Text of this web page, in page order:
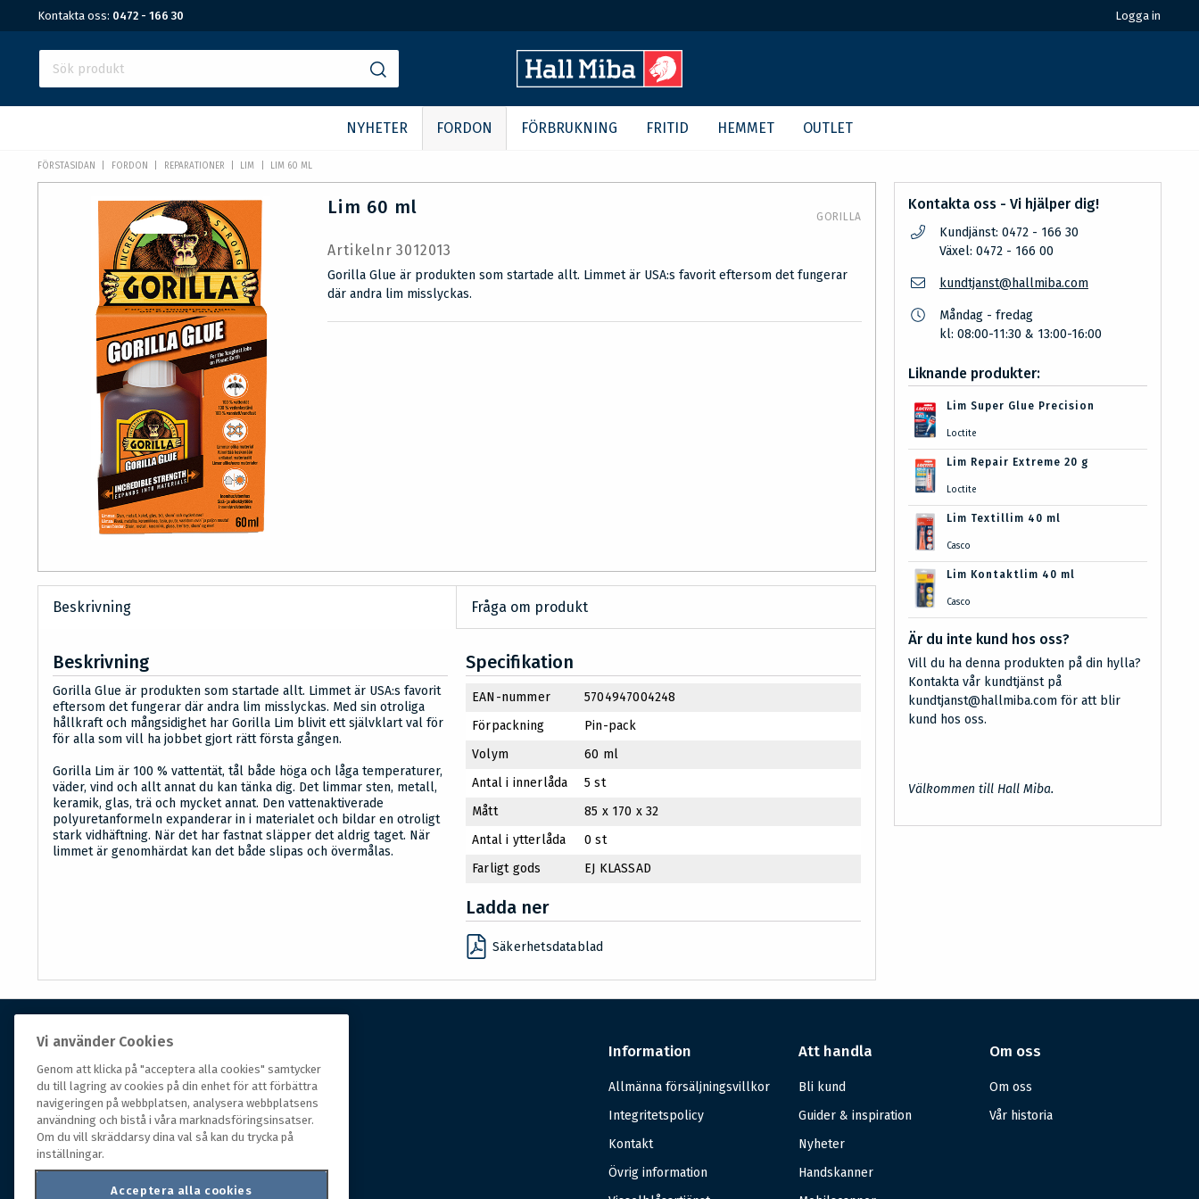
Kontakta oss: 0472 - 166 30 Logga in
NYHETER FORDON FÖRBRUKNING FRITID HEMMET OUTLET
FÖRSTASIDAN FORDON REPARATIONER LIM LIM 60 ML
Lim 60 ml GORILLA
Artikelnr 3012013
Gorilla Glue är produkten som startade allt. Limmet är USA:s favorit eftersom det fungerar
där andra lim misslyckas.
Beskrivning Fråga om produkt
Beskrivning
Gorilla Glue är produkten som startade allt. Limmet är USA:s favorit
eftersom det fungerar där andra lim misslyckas. Med sin otroliga
hållkraft och mångsidighet har Gorilla Lim blivit ett självklart val för
för alla som vill ha jobbet gjort rätt första gången.
Gorilla Lim är 100 % vattentät, tål både höga och låga temperaturer,
väder, vind och allt annat du kan tänka dig. Det limmar sten, metall,
keramik, glas, trä och mycket annat. Den vattenaktiverade
polyuretanformeln expanderar in i materialet och bildar en otroligt
stark vidhäftning. När det har fastnat släpper det aldrig taget. När
limmet är genomhärdat kan det både slipas och övermålas.
Specifikation
EAN-nummer
5704947004248
Förpackning
Pin-pack
Volym
60 ml
Antal i innerlåda
5 st
Mått
85 x 170 x 32
Antal i ytterlåda
0 st
Farligt gods
EJ KLASSAD
Ladda ner
Säkerhetsdatablad
Kontakta oss - Vi hjälper dig!
Kundjänst: 0472 - 166 30
Växel: 0472 - 166 00
kundtjanst@hallmiba.com
Måndag - fredag
kl: 08:00-11:30 & 13:00-16:00
Liknande produkter:
Lim Super Glue Precision
Loctite
Lim Repair Extreme 20 g
Loctite
Lim Textillim 40 ml
Casco
Lim Kontaktlim 40 ml
Casco
Är du inte kund hos oss?
Vill du ha denna produkten på din hylla?
Kontakta vår kundtjänst på
kundtjanst@hallmiba.com för att blir
kund hos oss.
Välkommen till Hall Miba.
Om Hall Miba
Hall Miba är grossisten som funnits på marknaden i
över 150 år. Från huvudkontoret i småländska Växjö
styrs hela organisationen, som erbjuder prisvärda
produkter till kunder i rörelse.
Information
Allmänna försäljningsvillkor
Integritetspolicy
Kontakt
Övrig information
Att handla
Bli kund
Guider & inspiration
Nyheter
Handskanner
Om oss
Om oss
Vår historia
Vi använder Cookies
Genom att klicka på "acceptera alla cookies" samtycker
du till lagring av cookies på din enhet för att förbättra
navigeringen på webbplatsen, analysera webbplatsens
användning och bistå i våra marknadsföringsinsatser.
Om du vill skräddarsy dina val så kan du trycka på
inställningar.
Acceptera alla cookies